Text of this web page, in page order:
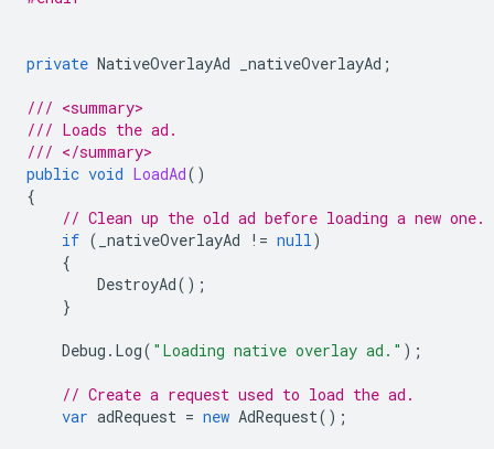
private NativeOverlayAd _nativeOverlayAd ;
/// <summary>
/// Loads the ad.
/// </summary>
public void LoadAd()
{
// Clean up the old ad before loading a new one.
if ( _nativeOverlayAd != null)
{
DestroyAd();
}
Debug . Log( "Loading native overlay ad." );
// Create a request used to load the ad.
var adRequest = new AdRequest();